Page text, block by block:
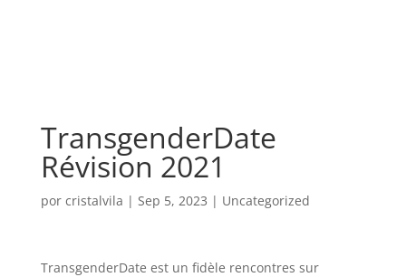
TransgenderDate
Révision 2021
por cristalvila | Sep 5, 2023 | Uncategorized
TransgenderDate est un fidèle rencontres sur